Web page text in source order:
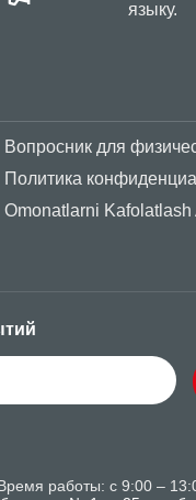
Вопросник для
Политика
Omonatlarni Kafolatlash
работы: с 9:00 –